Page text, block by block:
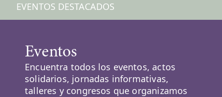
EVENTOS DESTACADOS
Eventos
Encuentra todos los eventos, actos
solidarios, jornadas informativas,
talleres y congresos que organizamos